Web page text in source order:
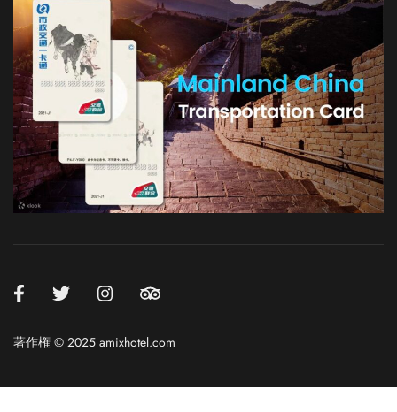
著作権 © 2025 amixhotel.com
Russian